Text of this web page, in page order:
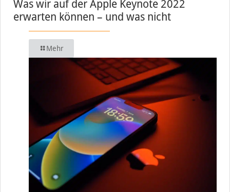
Was wir auf der Apple Keynote 2022
erwarten können – und was nicht
Mehr